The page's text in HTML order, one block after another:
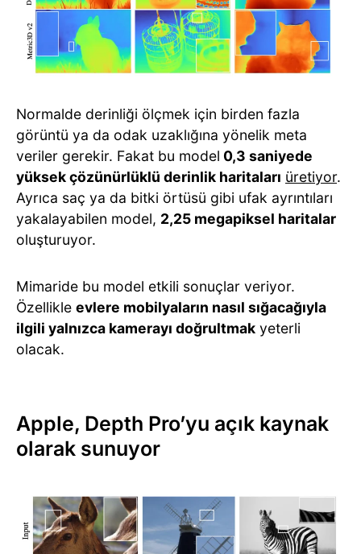
Normalde derinliği ölçmek için birden fazla
görüntü ya da odak uzaklığına yönelik meta
veriler gerekir. Fakat bu model 0,3 saniyede
yüksek çözünürlüklü derinlik haritaları üretiyor.
Ayrıca saç ya da bitki örtüsü gibi ufak ayrıntıları
yakalayabilen model, 2,25 megapiksel haritalar
oluşturuyor.
Mimaride bu model etkili sonuçlar veriyor.
Özellikle evlere mobilyaların nasıl sığacağıyla
ilgili yalnızca kamerayı doğrultmak yeterli
olacak.
Apple, Depth Pro’yu açık kaynak
olarak sunuyor